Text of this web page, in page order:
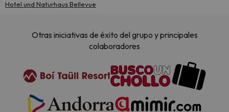
Hotel und Naturhaus Bellevue
Otras iniciativas de éxito del grupo y principales
colaboradores